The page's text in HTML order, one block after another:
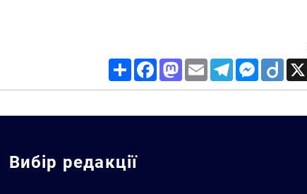
Share FacebookMastodon
Email TelegramMessenger
Diigo
Вибір редакції